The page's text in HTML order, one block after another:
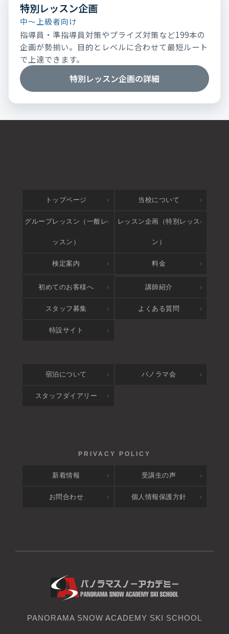
特別レッスン企画
中～上級者向け
指導員・準指導員対策やプライズ対策など199本の
企画が勢揃い。目的とレベルに合わせて最短ルート
で上達できます。
特別レッスン企画の詳細
トップページ 当校について
グループレッスン（一般レ
ッスン）
レッスン企画（特別レッス
ン）
検定案内 料金
アクセス
初めてのお客様へ 講師紹介
スタッフ募集 よくある質問
特設サイト
宿泊について パノラマ会
スタッフダイアリー
新着情報 受講生の声
お問合わせ 個人情報保護方針
PANORAMA SNOW ACADEMY SKI SCHOOL